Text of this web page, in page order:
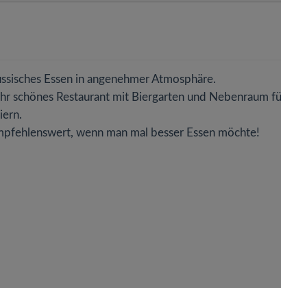
Essen in angenehmer Atmosphäre.
schönes Restaurant mit Biergarten und Nebenraum
wenn man mal besser Essen möchte!